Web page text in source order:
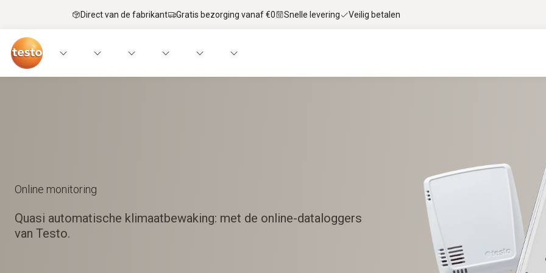
Direct van de fabrikant Gratis bezorging vanaf €0 Snelle levering Veilig betalen
Online monitoring
Quasi automatische klimaatbewaking: met de online-dataloggers
van Testo.